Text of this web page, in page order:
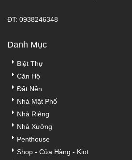
ĐT: 0938246348
Danh Mục
Biệt Thự
Căn Hộ
Đất Nền
Nhà Mặt Phố
Nhà Riêng
Nhà Xưởng
Penthouse
Shop - Cửa Hàng - Kiot